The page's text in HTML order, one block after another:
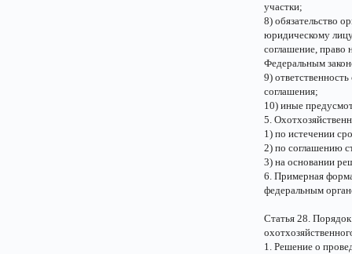
участки;
8) обязательство
юридическому
соглашение, право
Федеральным
9)
соглашения;
10) иные
5.
1) по истечении
2) по соглашению
3) на основании
6. Примерная
федеральным
Статья 28.
1. Решение о